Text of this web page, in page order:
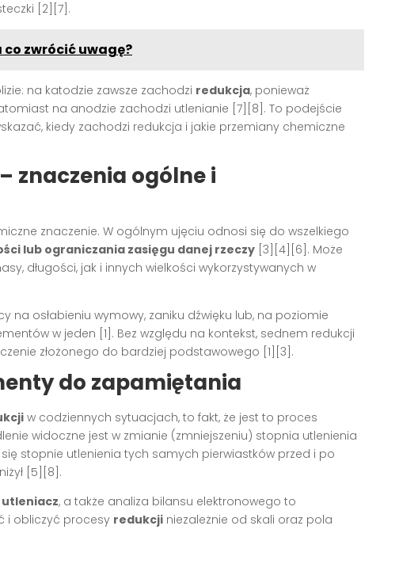
[2][7].
co zwrócić uwagę?
na katodzie zawsze zachodzi redukcja, ponieważ
na anodzie zachodzi utlenianie [7][8]. To podejście
kiedy zachodzi redukcja i jakie przemiany chemiczne
znaczenia ogólne i
znaczenie. W ogólnym ujęciu odnosi się do wszelkiego
lub ograniczania zasięgu danej rzeczy [3][4][6]. Może
długości, jak i innych wielkości wykorzystywanych w
na osłabieniu wymowy, zaniku dźwięku lub, na poziomie
w jeden [1]. Bez względu na kontekst, sednem redukcji
złożonego do bardziej podstawowego [1][3].
do zapamiętania
w codziennych sytuacjach, to fakt, że jest to proces
widoczne jest w zmianie (zmniejszeniu) stopnia utlenienia
stopnie utlenienia tych samych pierwiastków przed i po
[5][8].
utleniacz, a także analiza bilansu elektronowego to
i obliczyć procesy redukcji niezależnie od skali oraz pola